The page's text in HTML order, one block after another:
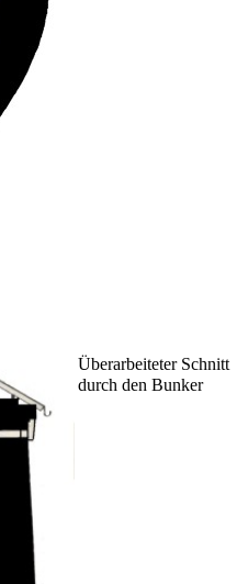
Überarbeiteter Schnitt
durch den Bunker